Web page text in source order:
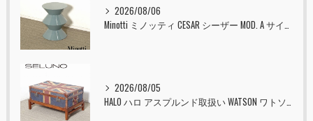
2026/08/06
2026/08/05